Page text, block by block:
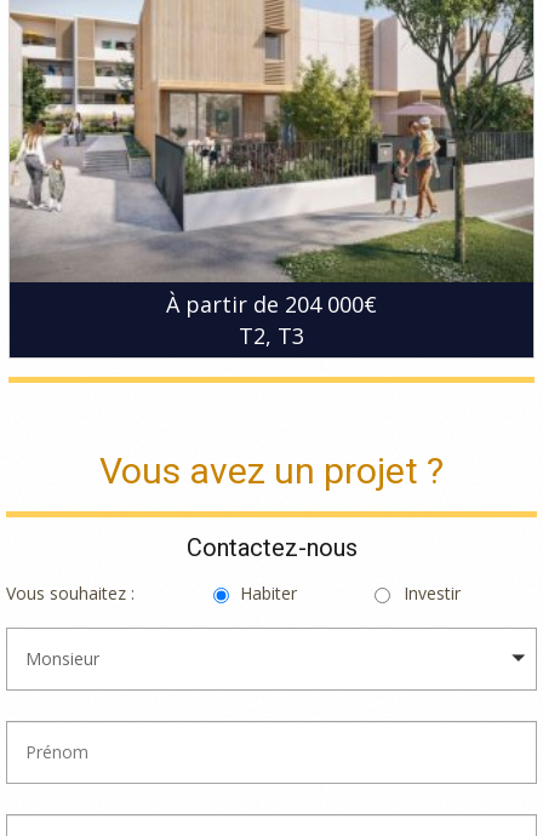
À partir de 204 000€
T2 T3
Vous avez un projet ?
Contactez-nous
Vous souhaitez : Habiter Investir
Monsieur